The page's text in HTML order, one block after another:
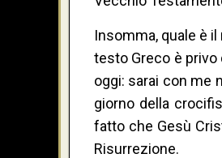
Insomma, quale è
testo Greco è
oggi: sarai con me
giorno della
fatto che Gesù
Risurrezione.